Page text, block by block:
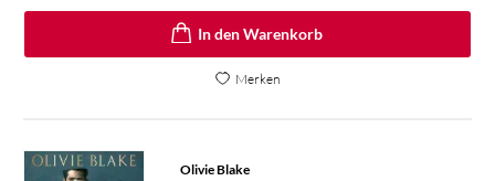
In den Warenkorb
Merken
Olivie Blake